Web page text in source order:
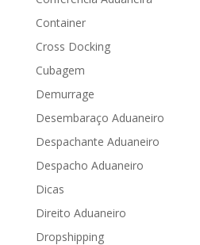
Container
Cross Docking
Cubagem
Demurrage
Desembaraço Aduaneiro
Despachante Aduaneiro
Despacho Aduaneiro
Dicas
Direito Aduaneiro
Dropshipping